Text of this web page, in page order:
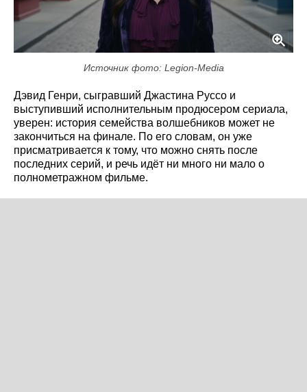
Источник фото: Legion-Media
Дэвид Генри, сыгравший Джастина Руссо и
выступивший исполнительным продюсером сериала,
уверен: история семейства волшебников может не
закончиться на финале. По его словам, он уже
присматривается к тому, что можно снять после
последних серий, и речь идёт ни много ни мало о
полнометражном фильме.